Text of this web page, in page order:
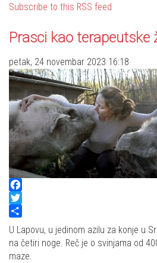
Subscribe to this RSS feed
Prasci kao terapeutske
petak, 24 novembar 2023 16:18
Facebook
Twitter
Share
U Lapovu, u jedinom azilu za konje u
na četiri noge. Reč je o svinjama od
maze.